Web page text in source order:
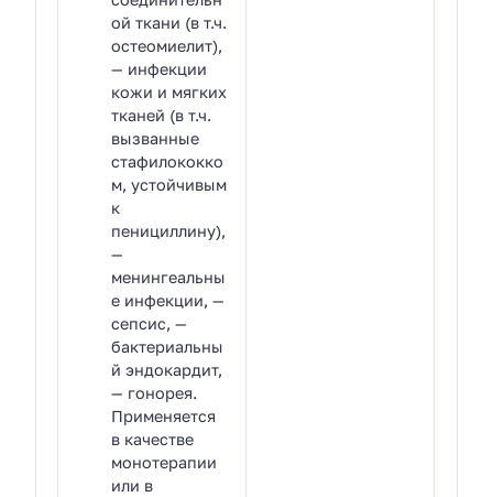
ой ткани (в т.ч.
остеомиелит),
— инфекции
кожи и мягких
тканей (в т.ч.
вызванные
стафилококко
м, устойчивым
к
пенициллину),
—
менингеальны
е инфекции, —
сепсис, —
бактериальны
й эндокардит,
— гонорея.
Применяется
в качестве
монотерапии
или в